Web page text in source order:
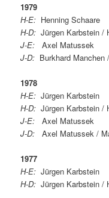
1979
H-E: Henning Schaare
H-D: Jürgen Karbstein /
J-E:
Axel Matussek
J-D: Burkhard Manchen
1978
H-E: Jürgen Karbstein
H-D: Jürgen Karbstein /
J-E: Axel Matussek
J-D: Axel Matussek /
1977
H-E: Jürgen Karbstein
H-D: Jürgen Karbstein /